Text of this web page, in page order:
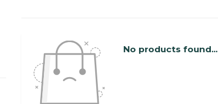
No products found...